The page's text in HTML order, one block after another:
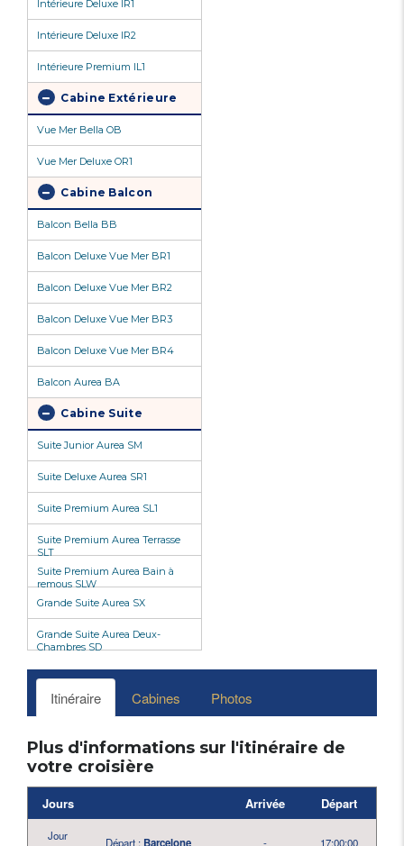
Intérieure Deluxe IR1
Intérieure Deluxe IR2
Intérieure Premium IL1
Cabine Extérieure
Vue Mer Bella OB
Vue Mer Deluxe OR1
Cabine Balcon
Balcon Bella BB
Balcon Deluxe Vue Mer BR1
Balcon Deluxe Vue Mer BR2
Balcon Deluxe Vue Mer BR3
Balcon Deluxe Vue Mer BR4
Balcon Aurea BA
Cabine Suite
Suite Junior Aurea SM
Suite Deluxe Aurea SR1
Suite Premium Aurea SL1
Suite Premium Aurea Terrasse
SLT
Suite Premium Aurea Bain à
remous SLW
Grande Suite Aurea SX
Grande Suite Aurea Deux-
Chambres SD
Itinéraire Cabines Photos
Plus d'informations sur l'itinéraire de
votre croisière
Jours Arrivée Départ
Jour
Départ : Barcelone - 17:00:00